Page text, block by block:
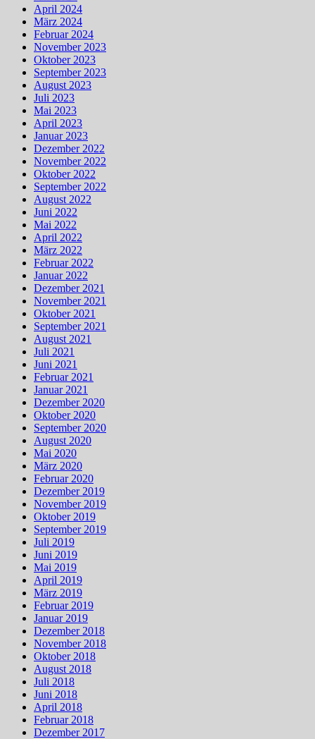
April 2024
März 2024
Februar 2024
November 2023
Oktober 2023
September 2023
August 2023
Juli 2023
Mai 2023
April 2023
Januar 2023
Dezember 2022
November 2022
Oktober 2022
September 2022
August 2022
Juni 2022
Mai 2022
April 2022
März 2022
Februar 2022
Januar 2022
Dezember 2021
November 2021
Oktober 2021
September 2021
August 2021
Juli 2021
Juni 2021
Februar 2021
Januar 2021
Dezember 2020
Oktober 2020
September 2020
August 2020
Mai 2020
März 2020
Februar 2020
Dezember 2019
November 2019
Oktober 2019
September 2019
Juli 2019
Juni 2019
Mai 2019
April 2019
März 2019
Februar 2019
Januar 2019
Dezember 2018
November 2018
Oktober 2018
August 2018
Juli 2018
Juni 2018
April 2018
Februar 2018
Dezember 2017